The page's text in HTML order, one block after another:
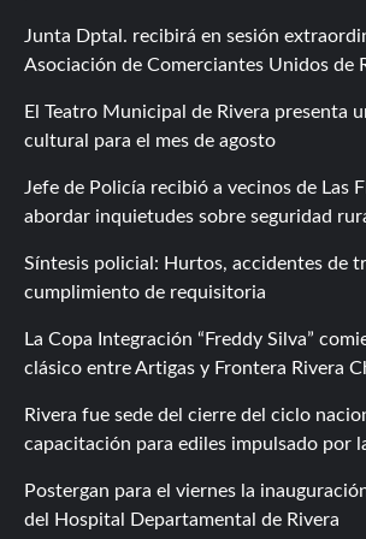
Junta Dptal. recibirá en sesión
Asociación de Comerciantes Unidos de
El Teatro Municipal de Rivera presenta
cultural para el mes de agosto
Jefe de Policía recibió a vecinos de Las
abordar inquietudes sobre seguridad
Síntesis policial: Hurtos, accidentes de
cumplimiento de requisitoria
La Copa Integración “Freddy Silva”
clásico entre Artigas y Frontera Rivera
Rivera fue sede del cierre del ciclo
capacitación para ediles impulsado por
Postergan para el viernes la
del Hospital Departamental de Rivera